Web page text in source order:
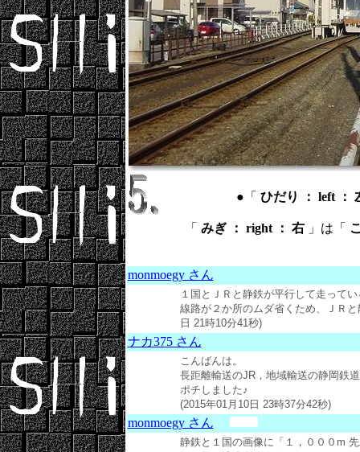
●「 ひだり ： left ：
「 みぎ ： right ： 右」は「
monmoegy さん
１国とＪＲと静鉄が平行して走って
線路が２か所のムダ省くため、ＪＲ
日 21時10分41秒)
ナカ375 さん
こんばんは。
長距離輸送のJR，地域輸送の静岡鉄
ポチしました♪
(2015年01月10日 23時37分42秒)
monmoegy さん
静鉄と１国の画像に「１，０００m